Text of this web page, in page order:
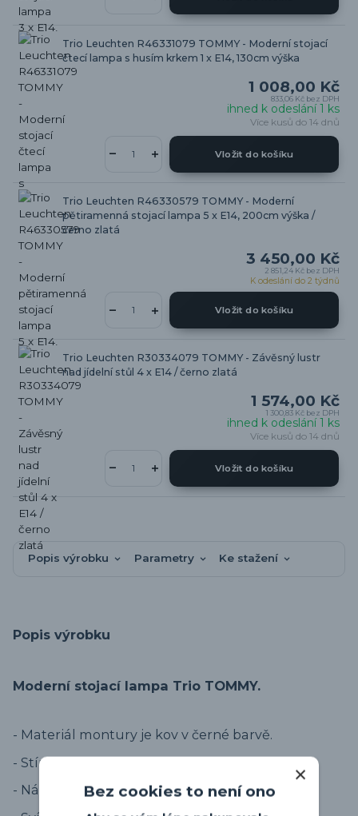
Trio Leuchten R46331079 TOMMY - Moderní stojací
čtecí lampa s husím krkem 1 x E14, 130cm výška
1 008,00 Kč
833,06 Kč bez DPH
ihned k odeslání 1 ks
Více kusů do 14 dnů
Vložit do košíku
Trio Leuchten R46330579 TOMMY - Moderní
pětiramenná stojací lampa 5 x E14, 200cm výška /
černo zlatá
3 450,00 Kč
2 851,24 Kč bez DPH
K odeslání do 2 týdnů
Vložit do košíku
Trio Leuchten R30334079 TOMMY - Závěsný lustr
nad jídelní stůl 4 x E14 / černo zlatá
1 574,00 Kč
1 300,83 Kč bez DPH
ihned k odeslání 1 ks
Více kusů do 14 dnů
Vložit do košíku
Popis výrobku Parametry Ke stažení
Popis výrobku
Moderní stojací lampa Trio TOMMY.
- Materiál montury je kov v černé barvě.
- Stínidla textilní v černo zlaté barvě.
- Nášlapný vypínač na kabelu.
Bez cookies to není ono